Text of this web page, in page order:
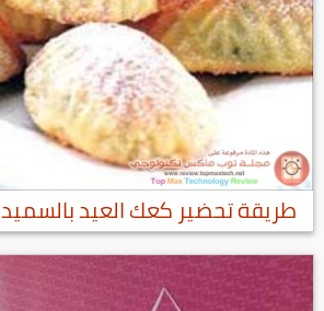
طريقة تحضير كعك العيد بالسميد